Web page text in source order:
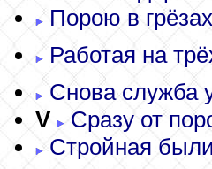
Порою в
Работая на
Снова служба
V
Сразу от
Стройная